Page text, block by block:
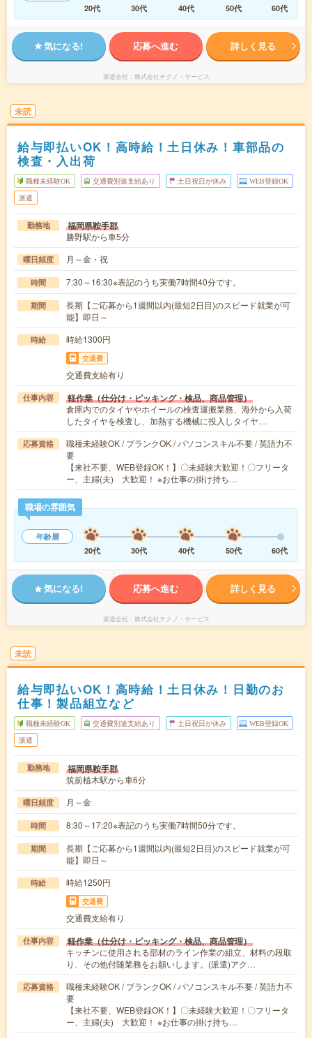
20代 30代 40代 50代 60代
気になる! 応募へ進む 詳しく見る
派遣会社 株式会社テクノ・サービス
未読
給与即払いOK！高時給！土日休み！車部品の
検査・入出荷
職種未経験OK 交通費別途支給あり 土日祝日が休み WEB登録OK
派遣
勤務地 福岡県鞍手郡
勝野駅から車5分
曜日頻度 月～金・祝
時間 7:30～16:30※表記のうち実働7時間40分です。
期間
長期【ご応募から1週間以内(最短2日目)のスピード就業が可
能】即日～
時給 時給1300円
交通費
交通費支給有り
仕事内容 軽作業（仕分け・ピッキング・検品、商品管理）
倉庫内でのタイヤやホイールの検査運搬業務、海外から入荷
したタイヤを検査し、加熱する機械に投入しタイヤ…
応募資格
職種未経験OK / ブランクOK / パソコンスキル不要 / 英語力不
要
【来社不要、WEB登録OK！】〇未経験大歓迎！〇フリータ
ー、主婦(夫) 大歓迎！ ※お仕事の掛け持ち…
職場の雰囲気
年齢層
20代
30代 40代 50代 60代
気になる! 応募へ進む 詳しく見る
派遣会社 株式会社テクノ・サービス
未読
給与即払いOK！高時給！土日休み！日勤のお
仕事！製品組立など
職種未経験OK 交通費別途支給あり 土日祝日が休み WEB登録OK
派遣
勤務地 福岡県鞍手郡
筑前植木駅から車6分
曜日頻度 月～金
時間 8:30～17:20※表記のうち実働7時間50分です。
期間
長期【ご応募から1週間以内(最短2日目)のスピード就業が可
能】即日～
時給 時給1250円
交通費
交通費支給有り
仕事内容 軽作業（仕分け・ピッキング・検品、商品管理）
キッチンに使用される部材のライン作業の組立、材料の段取
り、その他付随業務をお願いします。(派遣)アク…
応募資格
職種未経験OK / ブランクOK / パソコンスキル不要 / 英語力不
要
【来社不要、WEB登録OK！】〇未経験大歓迎！〇フリータ
ー、主婦(夫) 大歓迎！ ※お仕事の掛け持ち…